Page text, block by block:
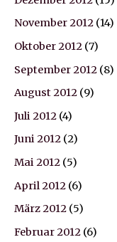
November 2012 (14)
Oktober 2012 (7)
September 2012 (8)
August 2012 (9)
Juli 2012 (4)
Juni 2012 (2)
Mai 2012 (5)
April 2012 (6)
März 2012 (5)
Februar 2012 (6)